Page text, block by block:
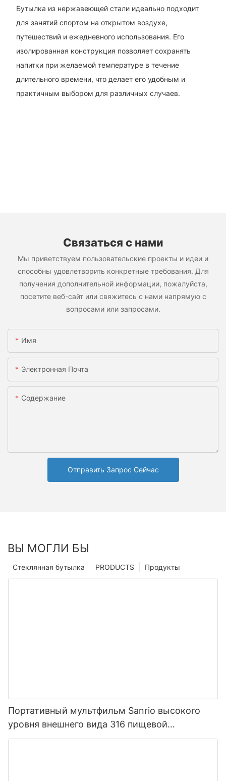
Бутылка из нержавеющей стали идеально подходит
для занятий спортом на открытом воздухе,
путешествий и ежедневного использования. Его
изолированная конструкция позволяет сохранять
напитки при желаемой температуре в течение
длительного времени, что делает его удобным и
практичным выбором для различных случаев.
Связаться с нами
Мы приветствуем пользовательские проекты и идеи и
способны удовлетворить конкретные требования. Для
получения дополнительной информации, пожалуйста,
посетите веб-сайт или свяжитесь с нами напрямую с
вопросами или запросами.
Имя
Электронная Почта
Содержание
Отправить Запрос Сейчас
ВЫ МОГЛИ БЫ
Продукты
PRODUCTS
Стеклянная бутылка
Портативный мультфильм Sanrio высокого
уровня внешнего вида 316 пищевой
нержавеющей стали термос для детей